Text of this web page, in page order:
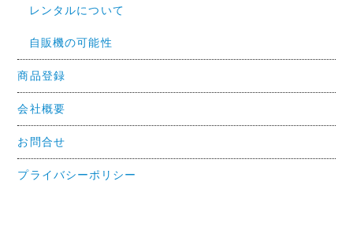
レンタルについて
自販機の可能性
商品登録
会社概要
お問合せ
プライバシーポリシー